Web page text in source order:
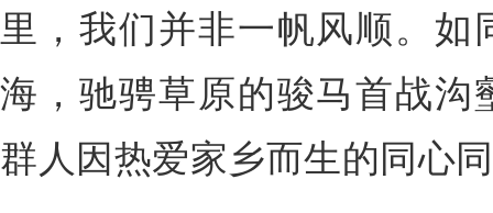
里，我们并非一帆风顺。
海，驰骋草原的骏马首战沟
群人因热爱家乡而生的同心